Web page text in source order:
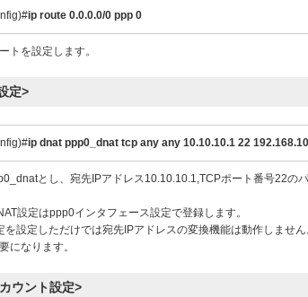
ip route 0.0.0.0/0 ppp 0
トを設定します。
定>
ip dnat ppp0_dnat tcp any any 10.10.10.1 22
とし、宛先IPアドレス10.10.10.1,TCPポート番号22の
設定はppp0インタフェース設定で登録します。
を設定しただけでは宛先IPアドレスの変換機能は動作しませ
になります。
ウント設定>